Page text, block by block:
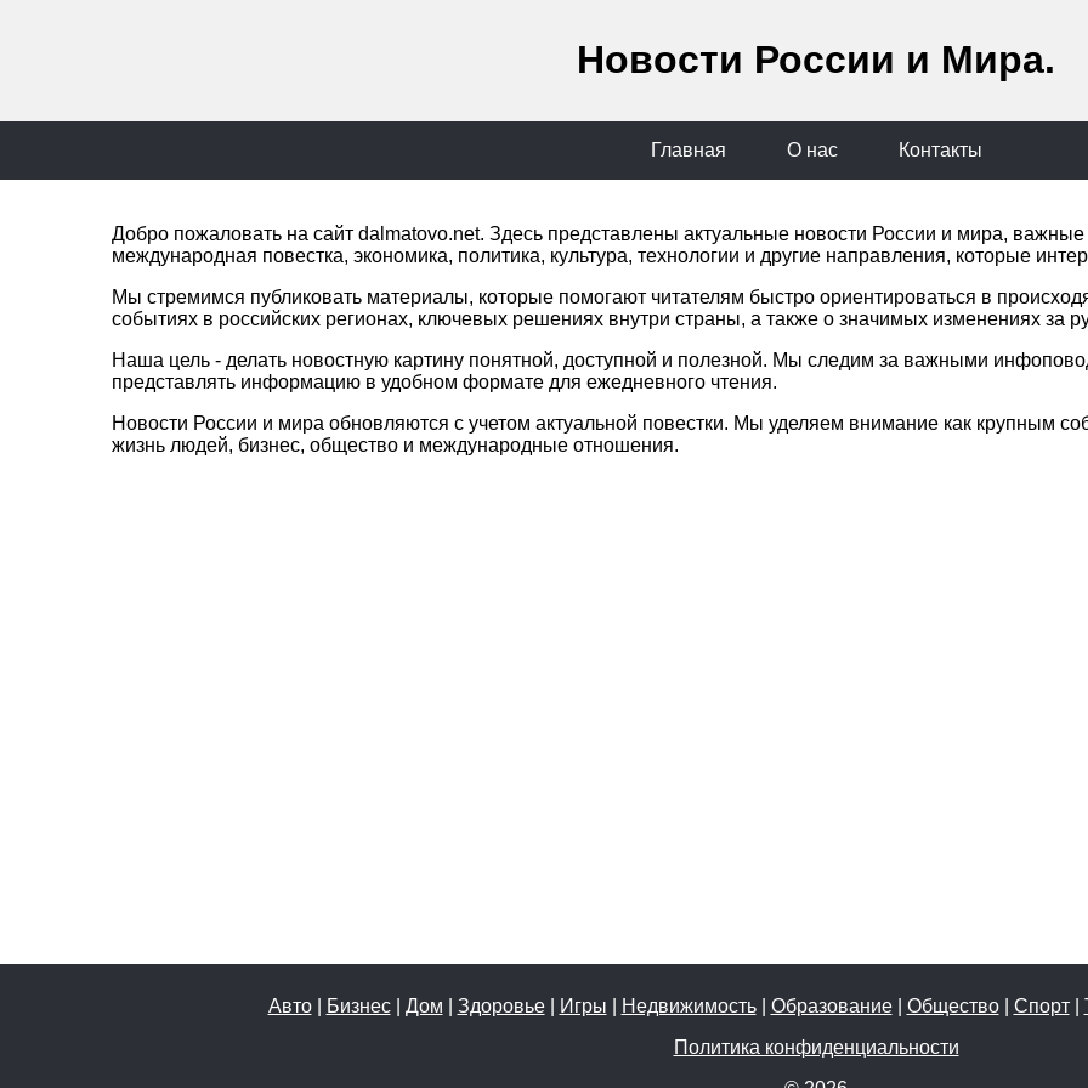
Новости России и Мира.
Главная О нас Контакты
Добро пожаловать на сайт dalmatovo.net. Здесь представлены актуальные новости России и мира,
международная повестка, экономика, политика, культура, технологии и другие направления, которые
Мы стремимся публиковать материалы, которые помогают читателям быстро ориентироваться в
событиях в российских регионах, ключевых решениях внутри страны, а также о значимых изменениях за
Наша цель - делать новостную картину понятной, доступной и полезной. Мы следим за важными
представлять информацию в удобном формате для ежедневного чтения.
Новости России и мира обновляются с учетом актуальной повестки. Мы уделяем внимание как крупным
жизнь людей, бизнес, общество и международные отношения.
Авто| Бизнес| Дом Здоровье| Игры Недвижимость| Образование| Общество| Спорт|
Политика конфиденциальности